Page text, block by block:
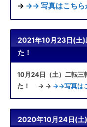
→ →→ 写真はこちら
2021年10月23日(土)
た！
10月24日（土）二転三
た！ → → →→写真は
2020年10月24日(土)